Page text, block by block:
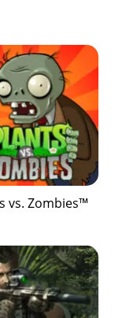
vs. Zombies™